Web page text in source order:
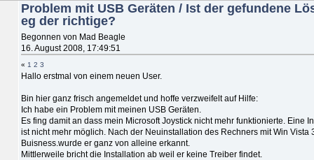
Problem mit USB Geräten / Ist der gefundene
eg der richtige?
Begonnen von Mad Beagle
16. August 2008, 17:49:51
« 1 2 3
Hallo erstmal von einem neuen User.
Bin hier ganz frisch angemeldet und hoffe verzweifelt auf Hilfe:
Ich habe ein Problem mit meinen USB Geräten.
Es fing damit an dass mein Microsoft Joystick nicht mehr funktionierte. Eine
ist nicht mehr möglich. Nach der Neuinstallation des Rechners mit Win Vista
Buisness.wurde er ganz von alleine erkannt.
Mittlerweile bricht die Installation ab weil er keine Treiber findet.